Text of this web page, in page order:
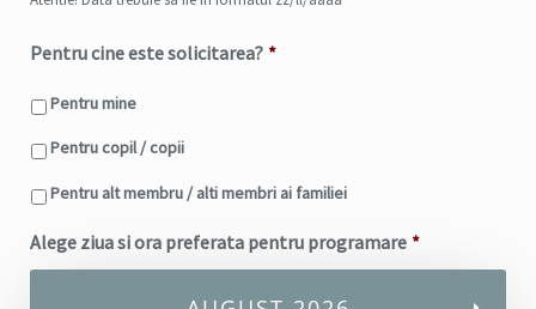
Pentru cine este solicitarea? *
Pentru mine
Pentru copil / copii
Pentru alt membru / alti membri ai familiei
Alege ziua si ora preferata pentru programare *